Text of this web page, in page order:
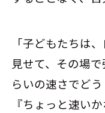
「子どもたちは
見せて、その場
らいの速さでど
『ちょっと速い